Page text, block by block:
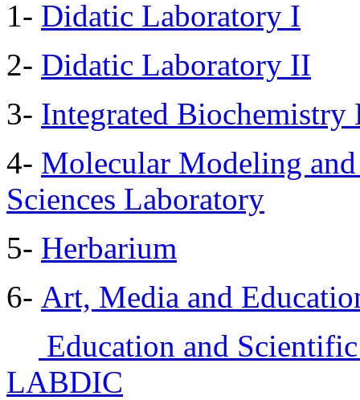
1- Didatic Laboratory I
2- Didatic Laboratory II
3- Integrated Biochemistry
4- Molecular Modeling and
Sciences Laboratory
5- Herbarium
6- Art, Media and
Education and
LABDIC